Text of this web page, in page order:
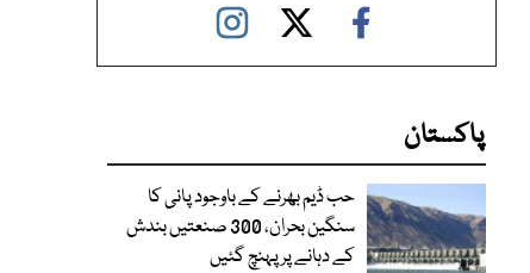
پاکستان
حب ڈیم بھرنے کے باوجود پانی کا
سنگین بحران، 300 صنعتیں بندش
کے دہانے پر پہنچ گئیں